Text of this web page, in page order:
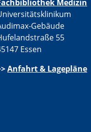
Medizin
Gebäude
55
Essen
Anfahrt & Lagepläne